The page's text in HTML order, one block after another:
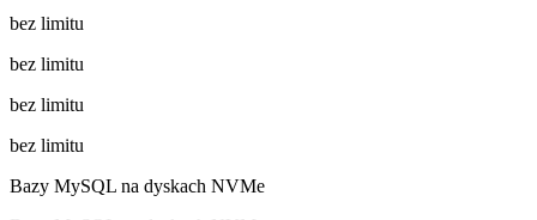
bez limitu
bez limitu
bez limitu
bez limitu
Bazy MySQL na dyskach NVMe